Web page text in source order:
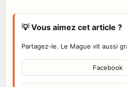
💡 Vous aimez cet article ?
Partagez-le. Le Mague vit aussi
Facebook